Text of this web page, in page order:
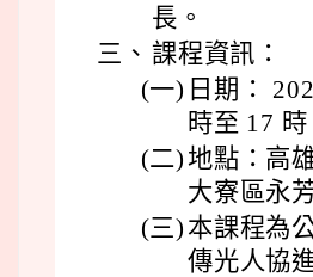
長。
三、 課程資訊：
(一) 日期：
時至 17 時
(二)地點：高
大寮區永
(三) 本課程為
傳光人協